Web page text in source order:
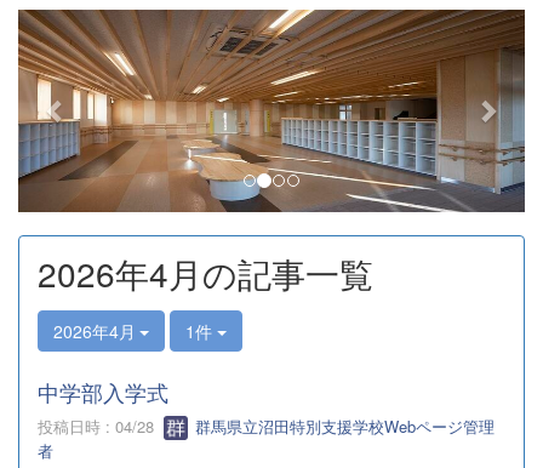
p
r
e
v
i
o
u
s
n
e
t
2026年4月の記事一覧
2026年4月 1件
中学部入学式
投稿日時 : 04/28
群馬県立沼田特別支援学校Webページ管理
者